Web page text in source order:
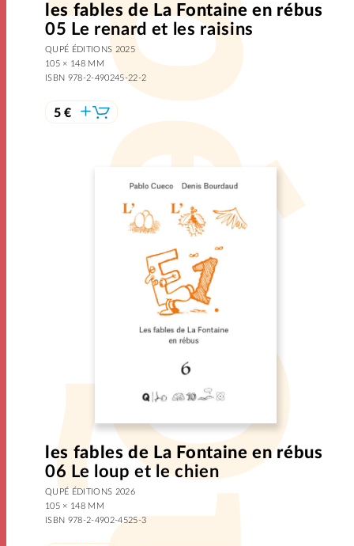
les fables de La Fontaine en rébus
05 Le renard et les raisins
QUPÉ ÉDITIONS 2025
105 × 148 MM
ISBN 978-2-490245-22-2
5 €
les fables de La Fontaine en rébus
06 Le loup et le chien
QUPÉ ÉDITIONS 2026
105 × 148 MM
ISBN 978-2-4902-4525-3